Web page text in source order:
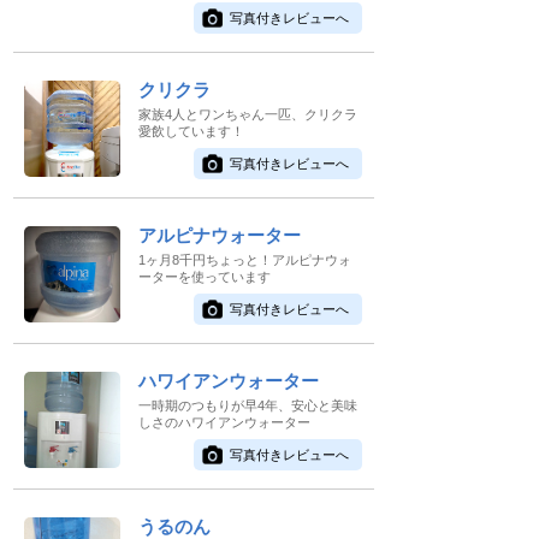
写真付きレビューへ
クリクラ
家族4人とワンちゃん一匹、クリクラ
愛飲しています！
写真付きレビューへ
アルピナウォーター
1ヶ月8千円ちょっと！アルピナウォ
ーターを使っています
写真付きレビューへ
ハワイアンウォーター
一時期のつもりが早4年、安心と美味
しさのハワイアンウォーター
写真付きレビューへ
うるのん